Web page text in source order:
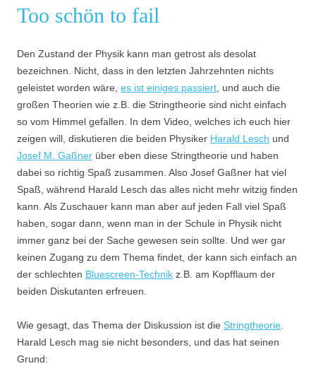
Too schön to fail
Den Zustand der Physik kann man getrost als desolat
bezeichnen. Nicht, dass in den letzten Jahrzehnten nichts
geleistet worden wäre, es ist einiges passiert , und auch die
großen Theorien wie z.B. die Stringtheorie sind nicht einfach
so vom Himmel gefallen. In dem Video, welches ich euch hier
zeigen will, diskutieren die beiden Physiker Harald Lesch und
Josef M. Gaßner über eben diese Stringtheorie und haben
dabei so richtig Spaß zusammen. Also Josef Gaßner hat viel
Spaß, während Harald Lesch das alles nicht mehr witzig finden
kann. Als Zuschauer kann man aber auf jeden Fall viel Spaß
haben, sogar dann, wenn man in der Schule in Physik nicht
immer ganz bei der Sache gewesen sein sollte. Und wer gar
keinen Zugang zu dem Thema findet, der kann sich einfach an
der schlechten Bluescreen-Technik z.B. am Kopfflaum der
beiden Diskutanten erfreuen.
Wie gesagt, das Thema der Diskussion ist die Stringtheorie
Harald Lesch mag sie nicht besonders, und das hat seinen
Grund: